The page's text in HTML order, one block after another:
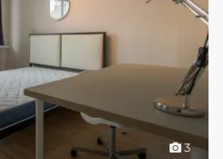
3